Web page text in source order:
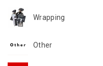
Wrapping
Other